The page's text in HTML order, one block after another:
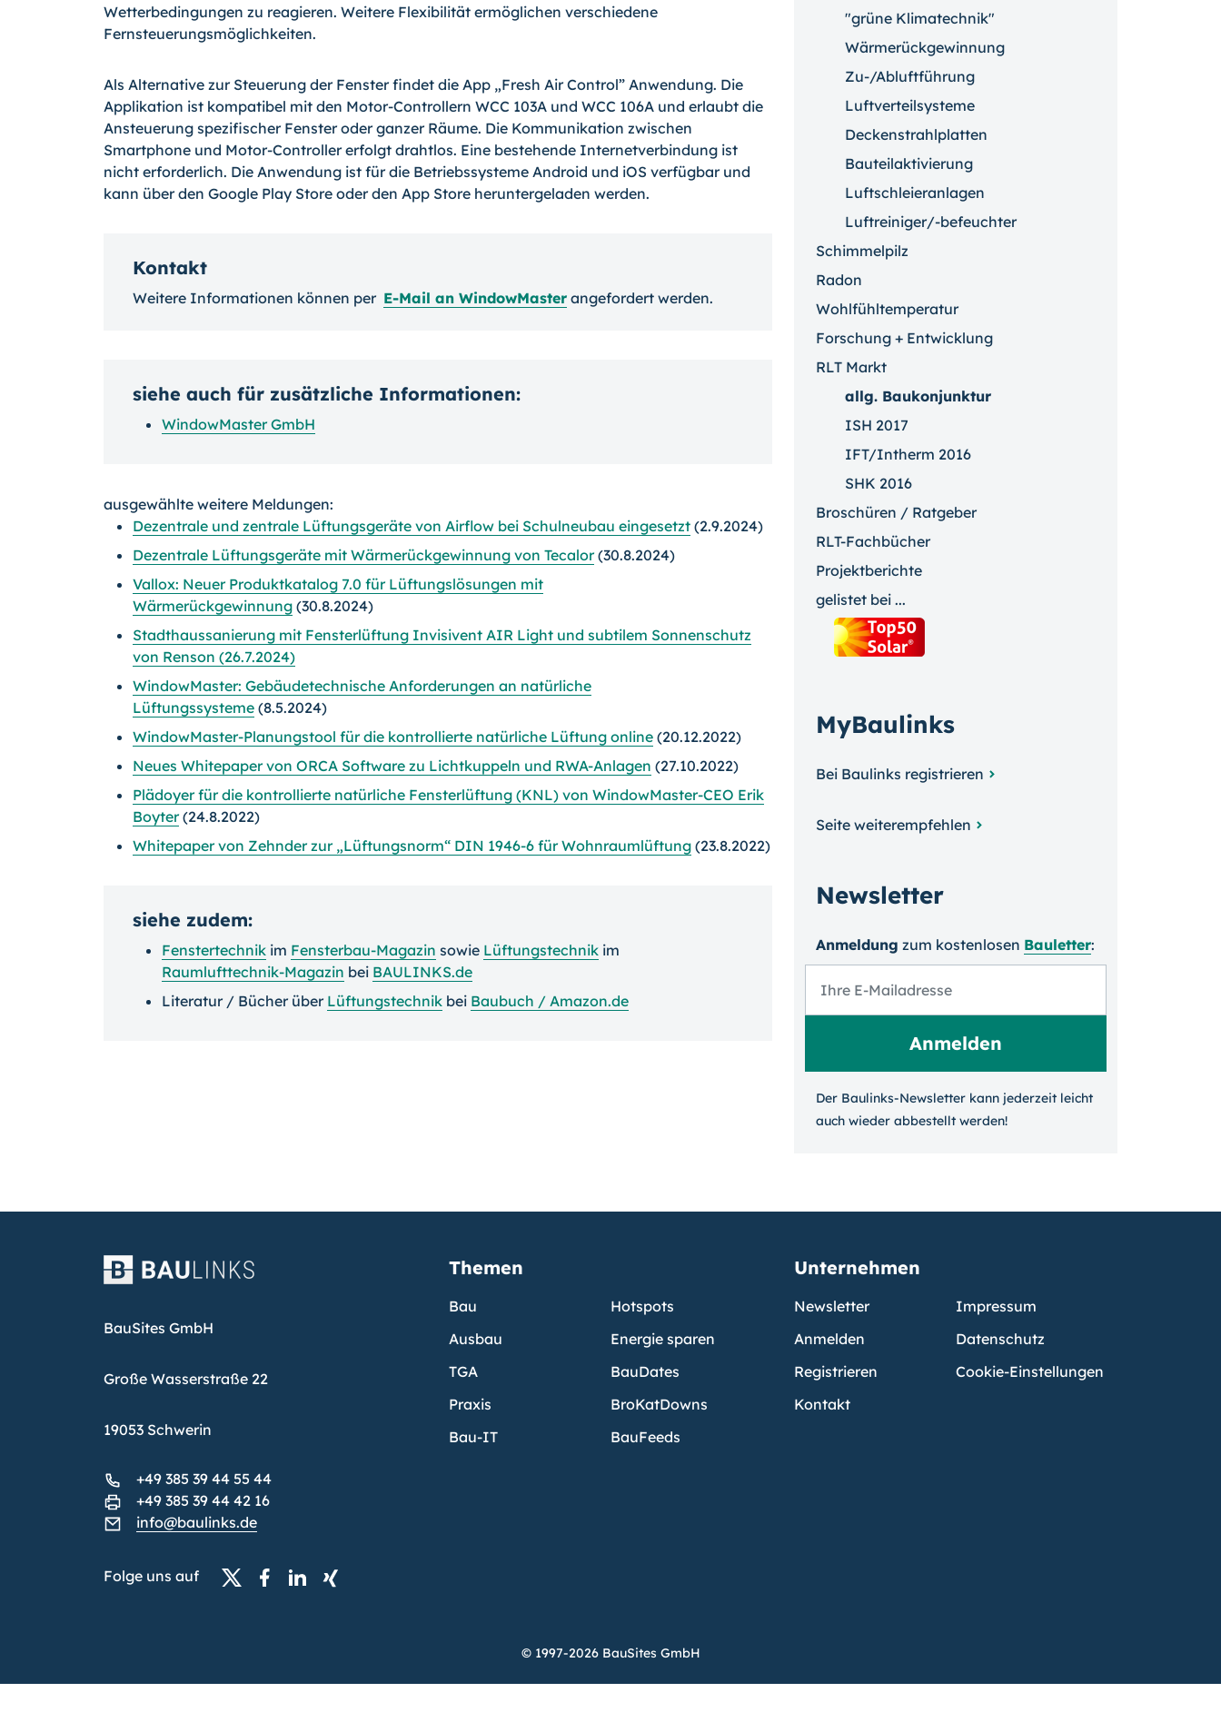
Wetterbedingungen zu reagieren. Weitere Flexibilität ermöglichen verschiedene
Fernsteuerungsmöglichkeiten.
Als Alternative zur Steuerung der Fenster findet die App „Fresh Air Control” Anwendung. Die
Applikation ist kompatibel mit den Motor-Controllern WCC 103A und WCC 106A und erlaubt die
Ansteuerung spezifischer Fenster oder ganzer Räume. Die Kommunikation zwischen
Smartphone und Motor-Controller erfolgt drahtlos. Eine bestehende Internetverbindung ist
nicht erforderlich. Die Anwendung ist für die Betriebssysteme Android und iOS verfügbar und
kann über den Google Play Store oder den App Store heruntergeladen werden.
Kontakt
Weitere Informationen können per E-Mail an WindowMaster angefordert werden.
siehe auch für zusätzliche Informationen:
WindowMaster GmbH
ausgewählte weitere Meldungen:
Dezentrale und zentrale Lüftungsgeräte von Airflow bei Schulneubau eingesetzt (2.9.2024)
Dezentrale Lüftungsgeräte mit Wärmerückgewinnung von Tecalor(30.8.2024)
Vallox: Neuer Produktkatalog 7.0 für Lüftungslösungen mit
Wärmerückgewinnung (30.8.2024)
Stadthaussanierung mit Fensterlüftung Invisivent AIR Light und subtilem Sonnenschutz
von Renson (26.7.2024)
WindowMaster: Gebäudetechnische Anforderungen an natürliche
Lüftungssysteme (8.5.2024)
WindowMaster-Planungstool für die kontrollierte natürliche Lüftung online (20.12.2022)
Neues Whitepaper von ORCA Software zu Lichtkuppeln und RWA-Anlagen (27.10.2022)
Plädoyer für die kontrollierte natürliche Fensterlüftung (KNL) von WindowMaster-CEO Erik
Boyter(24.8.2022)
Whitepaper von Zehnder zur „Lüftungsnorm“ DIN 1946-6 für Wohnraumlüftung (23.8.2022)
siehe zudem:
Fenstertechnik im Fensterbau-Magazin sowie Lüftungstechnik im
Raumlufttechnik-Magazin bei BAULINKS.de
Literatur / Bücher über Lüftungstechnik bei Baubuch / Amazon.de
"grüne Klimatechnik"
Wärmerückgewinnung
Zu-/Abluftführung
Luftverteilsysteme
Deckenstrahlplatten
Bauteilaktivierung
Luftschleieranlagen
Luftreiniger/-befeuchter
Schimmelpilz
Radon
Wohlfühltemperatur
Forschung + Entwicklung
RLT Markt
allg. Baukonjunktur
ISH 2017
IFT/Intherm 2016
SHK 2016
Broschüren / Ratgeber
RLT-Fachbücher
Projektberichte
gelistet bei ...
MyBaulinks
Bei Baulinks registrieren
Seite weiterempfehlen
Newsletter
Anmeldung zum kosten­losen Bauletter:
Der Baulinks-Newsletter kann jeder­zeit leicht
auch wieder ab­bestellt werden!
BauSites GmbH
Große Wasserstraße 22
19053 Schwerin
+49 385 39 44 55 44
+49 385 39 44 42 16
info@baulinks.de
Folge uns auf
Themen
Bau
Ausbau
TGA
Praxis
Bau-IT
Hotspots
Energie sparen
BauDates
BroKatDowns
BauFeeds
Unternehmen
Newsletter
Anmelden
Registrieren
Kontakt
Impressum
Datenschutz
Cookie-Einstellungen
© 1997-2026 BauSites GmbH